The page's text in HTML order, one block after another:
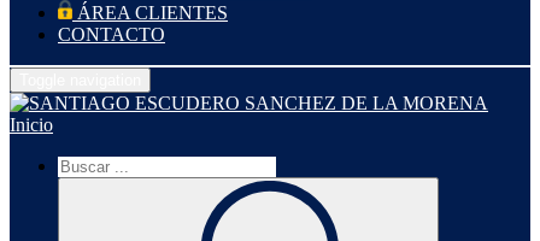
ÁREA CLIENTES
CONTACTO
Inicio